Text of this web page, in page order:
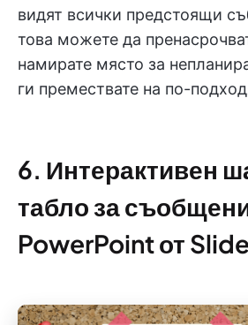
видят всички предстоящи
това можете да
намирате място за
ги премествате на по-
6. Интерактивен
табло за
PowerPoint от